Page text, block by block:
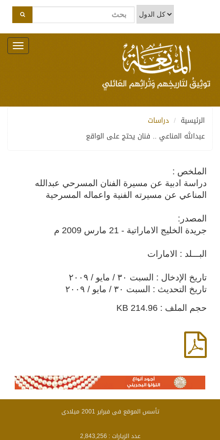
Toggle
navigation
الرئيسية
دراسات
عبدالله المناعي .. فنان يحتج على الواقع
الملخص :
دراسة ادبية عن مسيرة الفنان المسرحي عبدالله
المناعي عن مسيرته الفنية واعماله المسرحية
المصدر:
جريدة الخليج الاماراتية - 21 مارس 2009 م
البـــلد : الامارات
تاريخ الإدخال : السبت ٣٠ / مايو / ٢٠٠٩
تاريخ التحديث : السبت ٣٠ / مايو / ٢٠٠٩
حجم الملف : 214.96 KB
تأسس الموقع فى فبراير 2001 ميلادى
عدد الزيارات : 2,843,256